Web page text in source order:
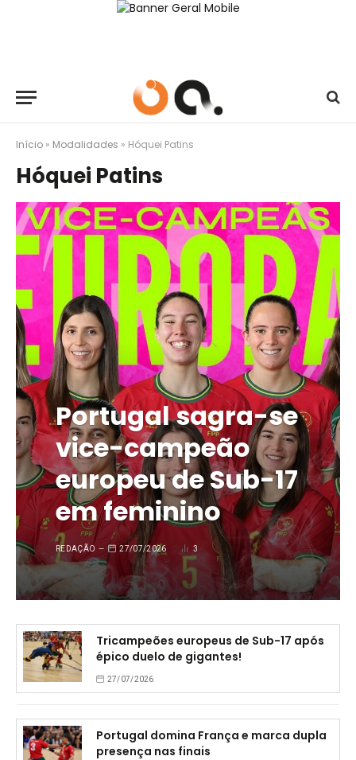
Início » Modalidades » Hóquei Patins
Hóquei Patins
Portugal sagra-se
vice-campeão
europeu de Sub-17
em feminino
REDAÇÃO 27/07/2026 3
Tricampeões europeus de Sub-17 após
épico duelo de gigantes!
27/07/2026
Portugal domina França e marca dupla
presença nas finais